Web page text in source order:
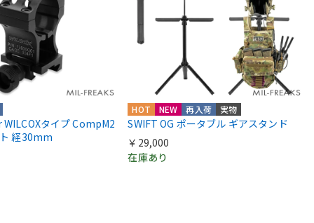
タイプ CompM2
経30mm
HOT NEW 再入荷 実物
SWIFT OG ポータブル ギアスタンド
￥29,000
在庫あり